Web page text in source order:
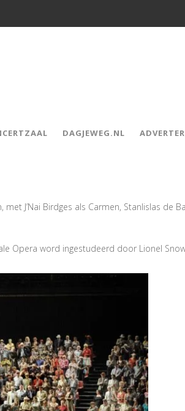
DAGJEWEG.NL
J’Nai Birdges als Carmen, Stanlislas de
Opera word ingestudeerd door Lionel